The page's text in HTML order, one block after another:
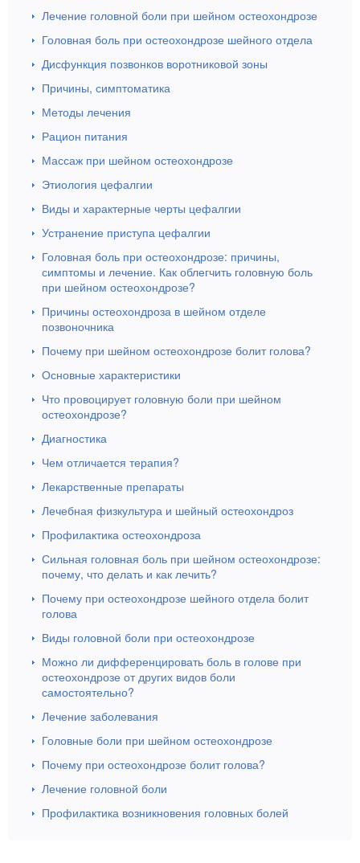
Лечение головной боли при шейном остеохондрозе
Головная боль при остеохондрозе шейного отдела
Дисфункция позвонков воротниковой зоны
Причины, симптоматика
Методы лечения
Рацион питания
Массаж при шейном остеохондрозе
Этиология цефалгии
Виды и характерные черты цефалгии
Устранение приступа цефалгии
Головная боль при остеохондрозе: причины,
симптомы и лечение. Как облегчить головную боль
при шейном остеохондрозе?
Причины остеохондроза в шейном отделе
позвоночника
Почему при шейном остеохондрозе болит голова?
Основные характеристики
Что провоцирует головную боли при шейном
остеохондрозе?
Диагностика
Чем отличается терапия?
Лекарственные препараты
Лечебная физкультура и шейный остеохондроз
Профилактика остеохондроза
Сильная головная боль при шейном остеохондрозе:
почему, что делать и как лечить?
Почему при остеохондрозе шейного отдела болит
голова
Виды головной боли при остеохондрозе
Можно ли дифференцировать боль в голове при
остеохондрозе от других видов боли
самостоятельно?
Лечение заболевания
Головные боли при шейном остеохондрозе
Почему при остеохондрозе болит голова?
Лечение головной боли
Профилактика возникновения головных болей